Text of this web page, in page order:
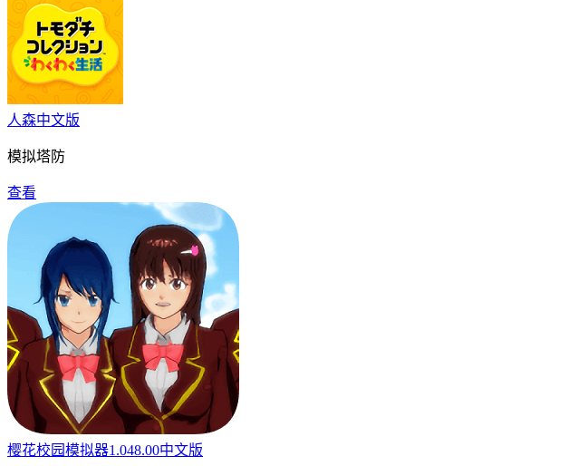
人森中文版
模拟塔防
查看
樱花校园模拟器1.048.00中文版